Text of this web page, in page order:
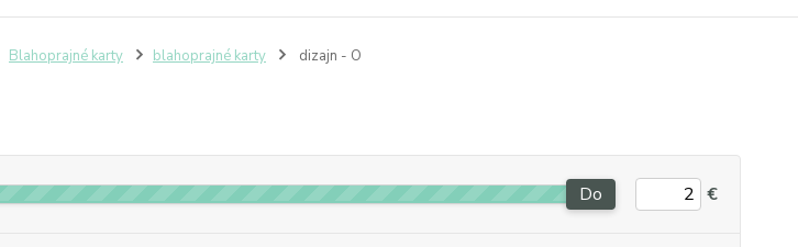
Blahoprajné karty blahoprajné karty dizajn - O
Do €